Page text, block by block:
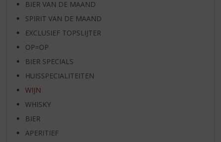
BIER VAN DE MAAND
SPIRIT VAN DE MAAND
EXCLUSIEF TOPSLIJTER
OP=OP
BIER SPECIALS
HUISSPECIALITEITEN
WIJN
WHISKY
BIER
APERITIEF